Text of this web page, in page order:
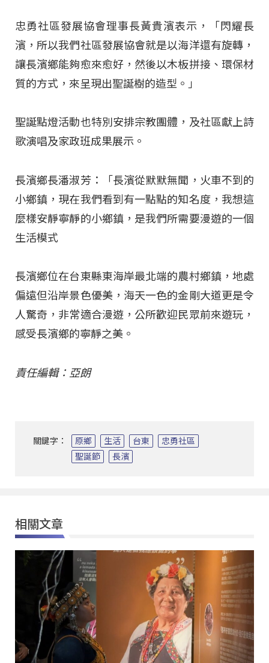
忠勇社區發展協會理事長黃貴濱表示，「閃耀長
濱，所以我們社區發展協會就是以海洋還有旋轉，
讓長濱鄉能夠愈來愈好，然後以木板拼接、環保材
質的方式，來呈現出聖誕樹的造型。」
聖誕點燈活動也特別安排宗教團體，及社區獻上詩
歌演唱及家政班成果展示。
長濱鄉長潘淑芳：「長濱從默默無聞，火車不到的
小鄉鎮，現在我們看到有一點點的知名度，我想這
麼樣安靜寧靜的小鄉鎮，是我們所需要漫遊的一個
生活模式
長濱鄉位在台東縣東海岸最北端的農村鄉鎮，地處
偏遠但沿岸景色優美，海天一色的金剛大道更是令
人驚奇，非常適合漫遊，公所歡迎民眾前來遊玩，
感受長濱鄉的寧靜之美。
責任編輯：亞朗
關鍵字： 原鄉 生活 台東
忠勇社區
聖誕節
長濱
相關文章